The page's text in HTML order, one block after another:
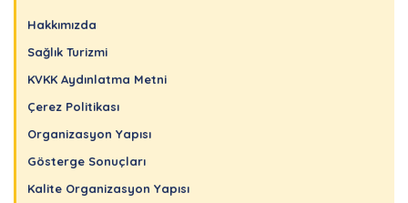
Hakkımızda
Sağlık Turizmi
KVKK Aydınlatma Metni
Çerez Politikası
Organizasyon Yapısı
Gösterge Sonuçları
Kalite Organizasyon Yapısı